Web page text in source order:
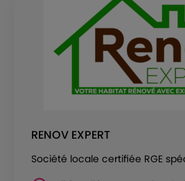
RENOV EXPERT
Société locale certifiée RGE